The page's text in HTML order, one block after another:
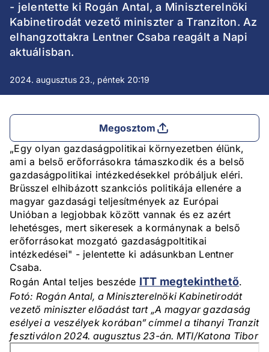
- jelentette ki Rogán Antal, a Miniszterelnöki
Kabinetirodát vezető miniszter a Tranziton. Az
elhangzottakra Lentner Csaba reagált a Napi
aktuálisban.
2024. augusztus 23., péntek 20:19
Megosztom
„Egy olyan gazdaságpolitikai környezetben élünk,
ami a belső erőforrásokra támaszkodik és a belső
gazdaságpolitikai intézkedésekkel próbáljuk eléri.
Brüsszel elhibázott szankciós politikája ellenére a
magyar gazdasági teljesítmények az Európai
Unióban a legjobbak között vannak és ez azért
lehetésges, mert sikeresek a kormánynak a belső
erőforrásokat mozgató gazdaságpoltitikai
intézkedései" - jelentette ki adásunkban Lentner
Csaba.
Rogán Antal teljes beszéde ITT megtekinthető.
Fotó: Rogán Antal, a Miniszterelnöki Kabinetirodát
vezető miniszter előadást tart „A magyar gazdaság
esélyei a veszélyek korában” címmel a tihanyi Tranzit
fesztiválon 2024. augusztus 23-án. MTI/Katona Tibor